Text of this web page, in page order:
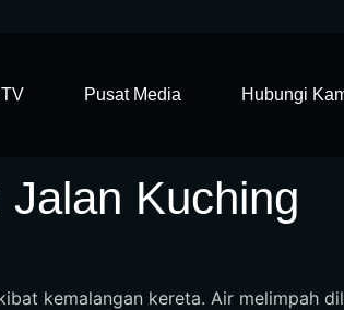
Pusat Media Hubungi
Kuching
kemalangan kereta. Air melimpah